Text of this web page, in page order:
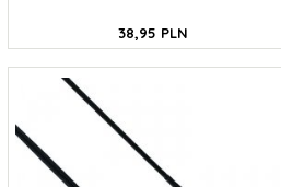
38,95 PLN